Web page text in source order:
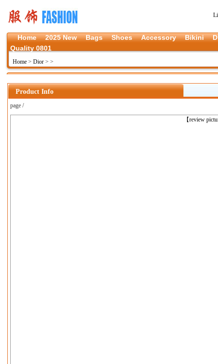
Home 2025 New Bags Shoes Accessory Bikini
Quality 0801
Home > Dior > >
Product Info
page /
【review
上一张